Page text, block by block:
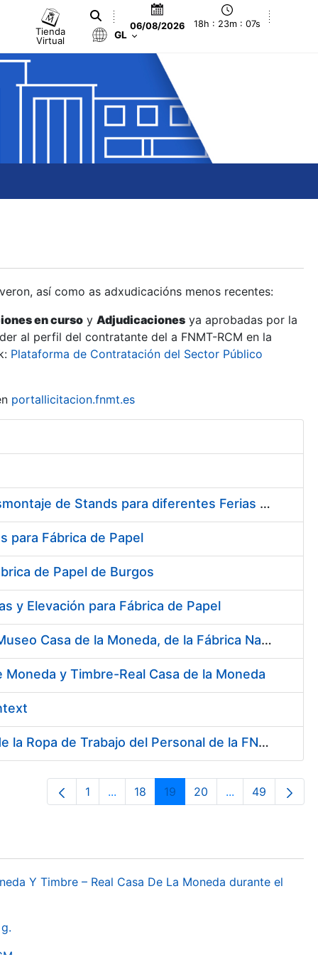
Tienda
Virtual
06/08/2026 18h : 23m : 08s
GL
así como as adxudicacións menos recentes:
en curso y Adjudicaciones ya aprobadas por la
al perfil del contratante del a FNMT-RCM en la
Plataforma de Contratación del Sector Público
portallicitacion.fnmt.es
Contratación del Servicio de Diseño, Construcción, Montaje y Desmontaje de Stands para diferentes Ferias y Jornadas Nacionales e Internacionales
para Fábrica de Papel
de Papel de Burgos
y Elevación para Fábrica de Papel
Contratación del Servicio de Atención al Público en la Tienda del Museo Casa de la Moneda, de la Fábrica Nacional de Moneda y Timbre-Real Casa de la Moneda
y Timbre-Real Casa de la Moneda
Servicio de Lavado, Limpieza, Descontaminación y Desinfección de la Ropa de Trabajo del Personal de la FNMT-RCM
Páxina
1 ...Páxinas intermedias Use pestaña
Páxina
18 Páxina
19 Páxina
20 ...PáxinasPáxina
49
Y Timbre – Real Casa De La Moneda durante el